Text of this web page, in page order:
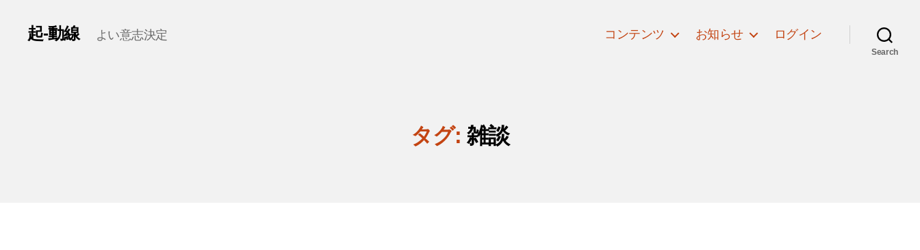
起-動線 よい意志決定 コンテンツ お知らせ ログイン
Search
タグ: 雑談